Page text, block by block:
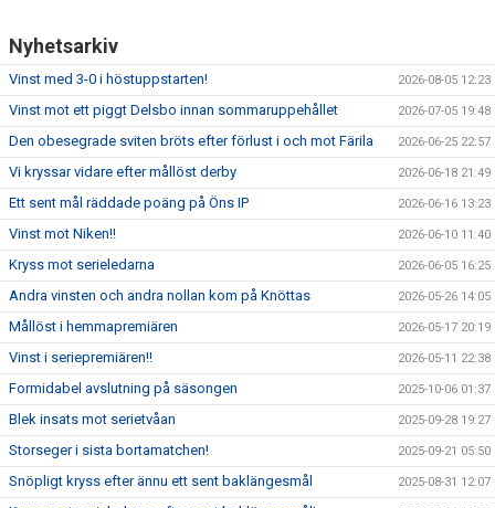
Nyhetsarkiv
Vinst med 3-0 i höstuppstarten! 2026-08-05 12:23
Vinst mot ett piggt Delsbo innan sommaruppehållet 2026-07-05 19:48
Den obesegrade sviten bröts efter förlust i och mot Färila 2026-06-25 22:57
Vi kryssar vidare efter mållöst derby 2026-06-18 21:49
Ett sent mål räddade poäng på Öns IP 2026-06-16 13:23
Vinst mot Niken!! 2026-06-10 11:40
Kryss mot serieledarna 2026-06-05 16:25
Andra vinsten och andra nollan kom på Knöttas 2026-05-26 14:05
Mållöst i hemmapremiären 2026-05-17 20:19
Vinst i seriepremiären!! 2026-05-11 22:38
Formidabel avslutning på säsongen 2025-10-06 01:37
Blek insats mot serietvåan 2025-09-28 19:27
Storseger i sista bortamatchen! 2025-09-21 05:50
Snöpligt kryss efter ännu ett sent baklängesmål 2025-08-31 12:07